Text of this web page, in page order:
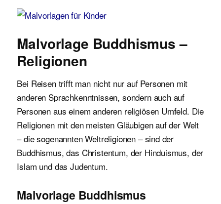
Malvorlagen für Kinder
Malvorlage Buddhismus –
Religionen
Bei Reisen trifft man nicht nur auf Personen mit
anderen Sprachkenntnissen, sondern auch auf
Personen aus einem anderen religiösen Umfeld. Die
Religionen mit den meisten Gläubigen auf der Welt
– die sogenannten Weltreligionen – sind der
Buddhismus, das Christentum, der Hinduismus, der
Islam und das Judentum.
Malvorlage Buddhismus